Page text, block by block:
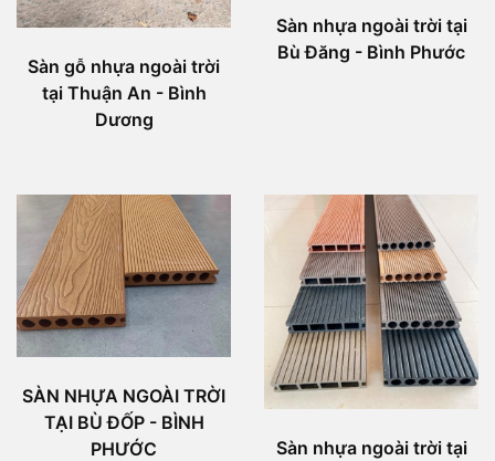
Sàn gỗ nhựa ngoài trời
tại Thuận An - Bình
Dương
Sàn nhựa ngoài trời tại
Bù Đăng - Bình Phước
SÀN NHỰA NGOÀI TRỜI
TẠI BÙ ĐỐP - BÌNH
PHƯỚC
Sàn nhựa ngoài trời tại